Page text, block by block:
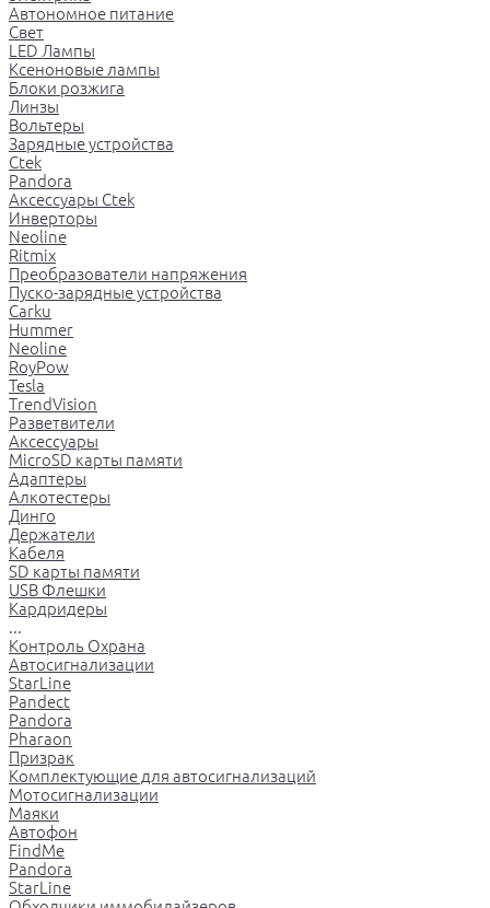
Автономное питание
Свет
LED Лампы
Ксеноновые лампы
Блоки розжига
Линзы
Вольтеры
Зарядные устройства
Ctek
Pandora
Аксессуары Ctek
Инверторы
Neoline
Ritmix
Преобразователи напряжения
Пуско-зарядные устройства
Carku
Hummer
Neoline
RoyPow
Tesla
TrendVision
Разветвители
Аксессуары
MicroSD карты памяти
Адаптеры
Алкотестеры
Динго
Держатели
Кабеля
SD карты памяти
USB Флешки
Кардридеры
...
Контроль Охрана
Автосигнализации
StarLine
Pandect
Pandora
Pharaon
Призрак
Комплектующие для автосигнализаций
Мотосигнализации
Маяки
Автофон
FindMe
Pandora
StarLine